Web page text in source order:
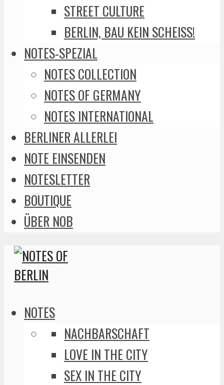
STREET CULTURE
BERLIN, BAU KEIN SCHEISS!
NOTES-SPEZIAL
NOTES COLLECTION
NOTES OF GERMANY
NOTES INTERNATIONAL
BERLINER ALLERLEI
NOTE EINSENDEN
NOTESLETTER
BOUTIQUE
ÜBER NOB
NOTES
NACHBARSCHAFT
LOVE IN THE CITY
SEX IN THE CITY